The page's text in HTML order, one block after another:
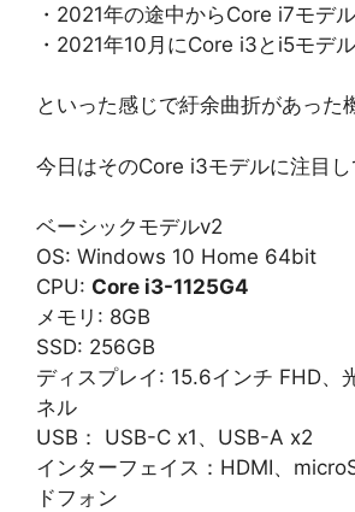
・2021年の途中からCore i7モデ
・2021年10月にCore i3とi5モデ
といった感じで紆余曲折があった
今日はそのCore i3モデルに注目し
ベーシックモデルv2
OS: Windows 10 Home 64bit
CPU: Core i3-1125G4
メモリ: 8GB
SSD: 256GB
ディスプレイ: 15.6インチ FHD、
ネル
USB： USB-C x1、USB-A x2
インターフェイス：HDMI、
ドフォン